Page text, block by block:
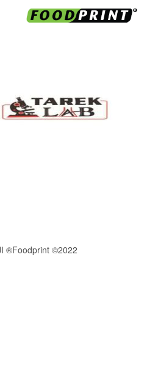
2022© Foodprint® العربية، جميع الحقوق محفوظة.